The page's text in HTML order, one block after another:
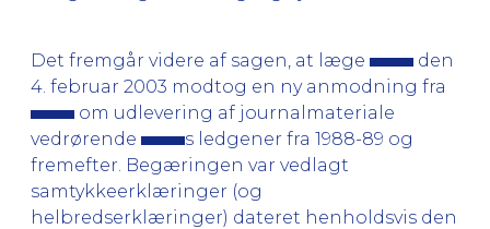
Det fremgår videre af sagen, at læge
den
4. februar 2003 modtog en ny anmodning fra
om udlevering af journalmateriale
vedrørende
s ledgener fra 1988-89 og
fremefter. Begæringen var vedlagt
samtykkeerklæringer (og
helbredserklæringer) dateret henholdsvis den